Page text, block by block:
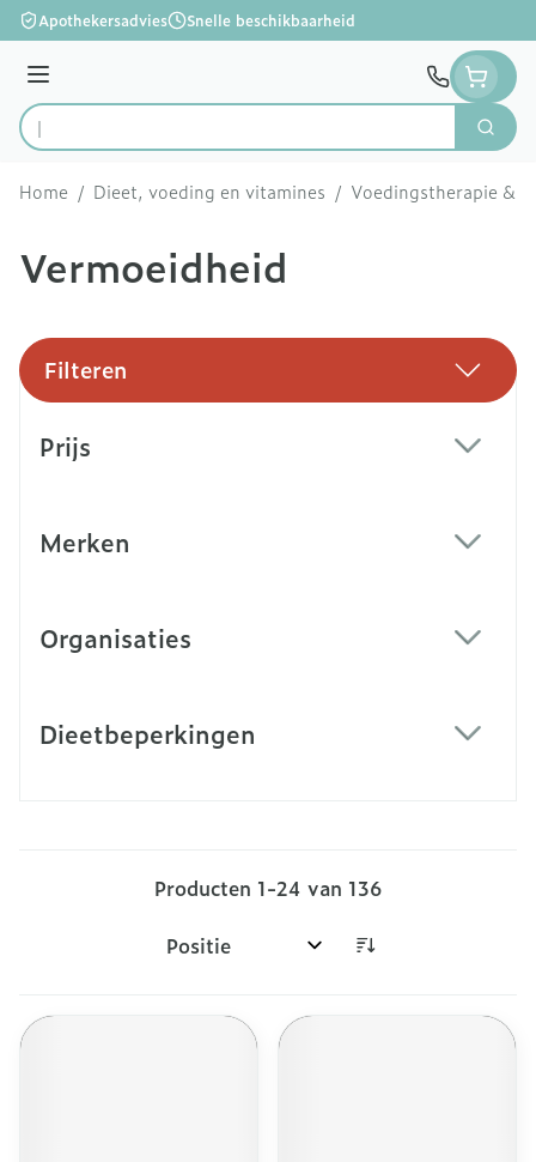
Ga naar de inhoud
Apothekersadvies Snelle beschikbaarheid
Menu
Product, merk, categorie...
Zoek
Home / Dieet, voeding en vitamines / Voedingstherapie &
Vermoeidheid
Filteren
Prijs
Merken
Organisaties
Dieetbeperkingen
Producten 1-24 van 136
Sorteer op: